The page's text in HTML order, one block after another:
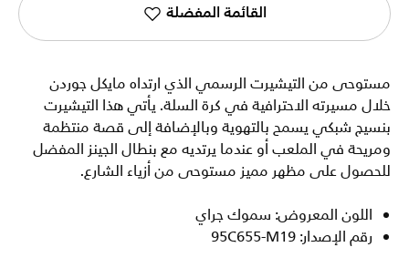
القائمة المفضلة
مستوحى من التيشيرت الرسمي الذي ارتداه مايكل جوردن
خلال مسيرته الاحترافية في كرة السلة. يأتي هذا التيشيرت
بنسيج شبكي يسمح بالتهوية وبالإضافة إلى قصة منتظمة
ومريحة في الملعب أو عندما يرتديه مع بنطال الجينز المفضل
للحصول على مظهر مميز مستوحى من أزياء الشارع.
اللون المعروض: سموك جراي
رقم الإصدار: 95C655-M19